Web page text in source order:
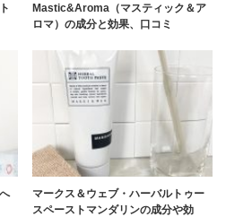
Mastic&Aroma（マスティック＆ア
ロマ）の成分と効果、口コミ
マークス＆ウェブ・ハーバルトゥー
スペーストマンダリンの成分や効